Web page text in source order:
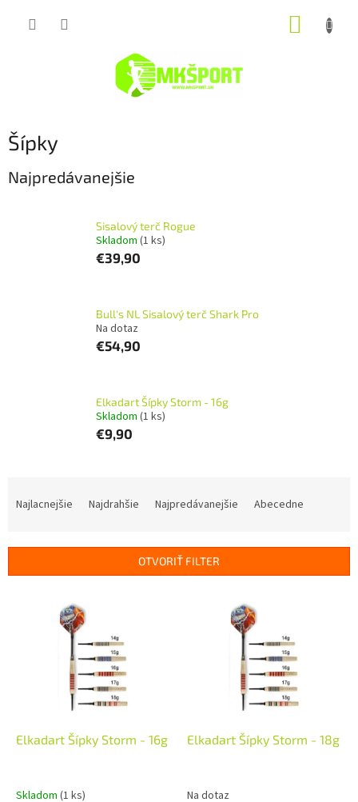
Šípky
Najpredávanejšie
Sisalový terč Rogue
Skladom (1 ks)
€39,90
Bull's NL Sisalový terč Shark Pro
Na dotaz
€54,90
Elkadart Šípky Storm - 16g
Skladom (1 ks)
€9,90
i
Najlacnejšie Najdrahšie Najpredávanejšie Abecedne
OTVORIŤ FILTER
Elkadart Šípky Storm - 16g
Skladom (1 ks)
Elkadart Šípky Storm - 18g
Na dotaz